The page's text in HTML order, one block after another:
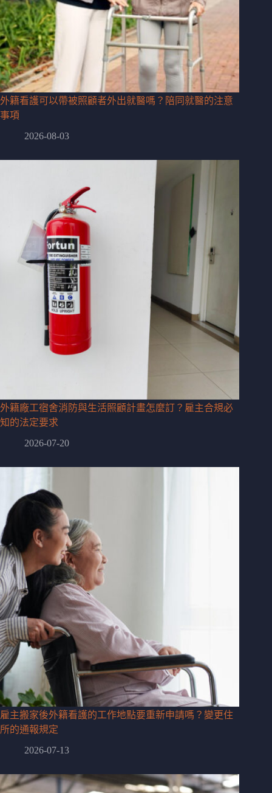
外籍看護可以帶被照顧者外出就醫嗎？陪同就醫的注意
事項
2026-08-03
外籍廠工宿舍消防與生活照顧計畫怎麼訂？雇主合規必
知的法定要求
2026-07-20
雇主搬家後外籍看護的工作地點要重新申請嗎？變更住
所的通報規定
2026-07-13